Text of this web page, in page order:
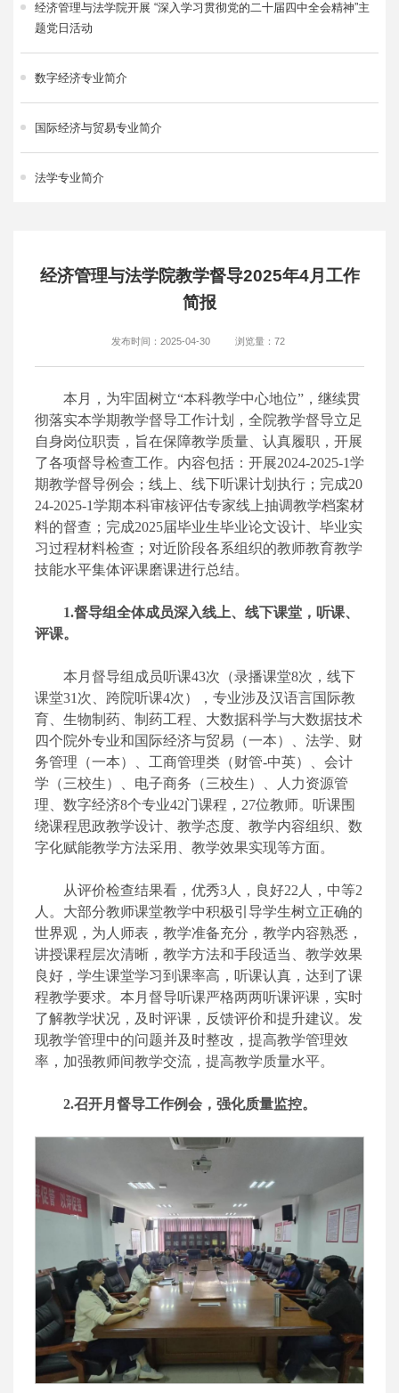
经济管理与法学院开展 “深入学习贯彻党的二十届四中全会精神”主
题党日活动
数字经济专业简介
国际经济与贸易专业简介
法学专业简介
经济管理与法学院教学督导2025年4月工作
简报
发布时间：2025-04-30 浏览量： 72
本月，为牢固树立“本科教学中心地位”，继续贯
彻落实本学期教学督导工作计划，全院教学督导立足
自身岗位职责，旨在保障教学质量、认真履职，开展
了各项督导检查工作。内容包括：开展2024-2025-1学
期教学督导例会；线上、线下听课计划执行；完成20
24-2025-1学期本科审核评估专家线上抽调教学档案材
料的督查；完成2025届毕业生毕业论文设计、毕业实
习过程材料检查；对近阶段各系组织的教师教育教学
技能水平集体评课磨课进行总结。
1.督导组全体成员深入线上、线下课堂，听课、
评课。
本月督导组成员听课43次（录播课堂8次，线下
课堂31次、跨院听课4次），专业涉及汉语言国际教
育、生物制药、制药工程、大数据科学与大数据技术
四个院外专业和国际经济与贸易（一本）、法学、财
务管理（一本）、工商管理类（财管-中英）、会计
学（三校生）、电子商务（三校生）、人力资源管
理、数字经济8个专业42门课程，27位教师。听课围
绕课程思政教学设计、教学态度、教学内容组织、数
字化赋能教学方法采用、教学效果实现等方面。
从评价检查结果看，优秀3人，良好22人，中等2
人。大部分教师课堂教学中积极引导学生树立正确的
世界观，为人师表，教学准备充分，教学内容熟悉，
讲授课程层次清晰，教学方法和手段适当、教学效果
良好，学生课堂学习到课率高，听课认真，达到了课
程教学要求。本月督导听课严格两两听课评课，实时
了解教学状况，及时评课，反馈评价和提升建议。发
现教学管理中的问题并及时整改，提高教学管理效
率，加强教师间教学交流，提高教学质量水平。
2.召开月督导工作例会，强化质量监控。